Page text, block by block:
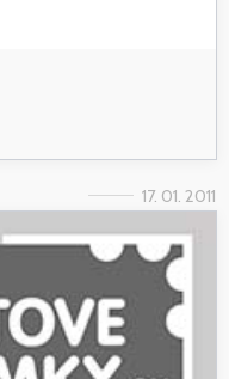
17. 01. 2011